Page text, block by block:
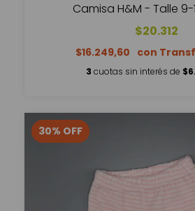
Camisa H&M - Talle 9-
$20.312
$16.249,60
3 cuotas sin interés de
30% OFF